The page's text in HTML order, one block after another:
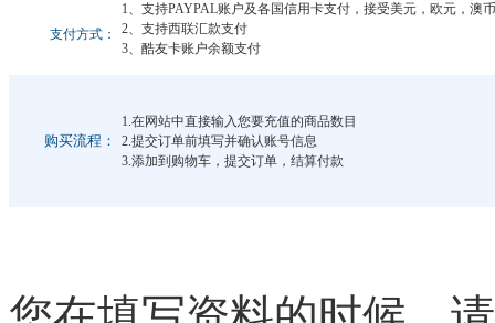
支付方式：
1、支持PAYPAL账户及各国信用卡支付，接受美元，欧元，澳
2、支持西联汇款支付
3、酷友卡账户余额支付
购买流程：
1.在网站中直接输入您要充值的商品数目
2.提交订单前填写并确认账号信息
3.添加到购物车，提交订单，结算付款